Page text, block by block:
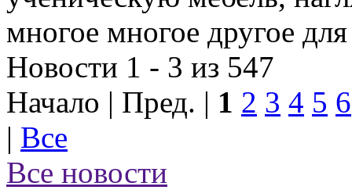
многое многое другое
Новости 1 - 3 из 547
Начало | Пред. | 1 2 3 4 5 6
| Все
Все новости